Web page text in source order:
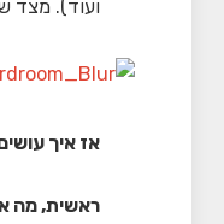
ועוד). מצד
אז איך
ראשית, מה